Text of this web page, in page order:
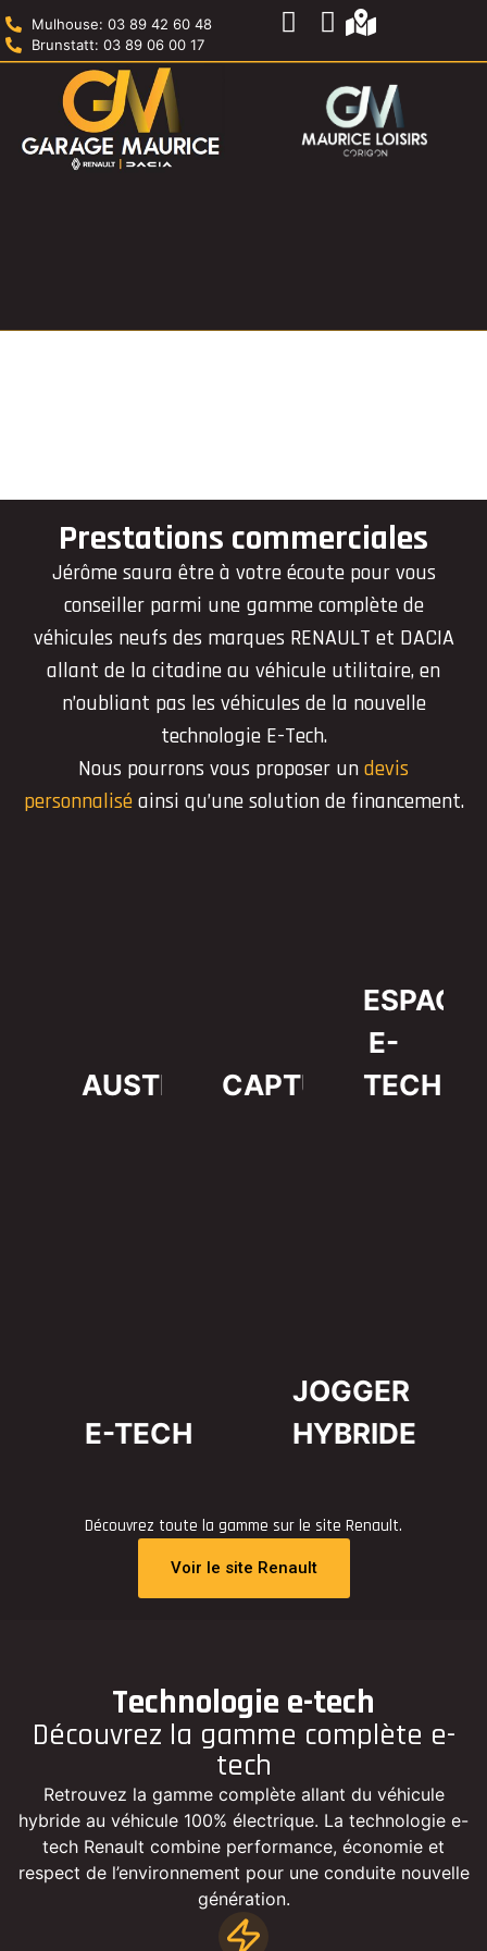
Contact
Mulhouse: 03 89 42 60 48
Brunstatt: 03 89 06 00 17
Véhicules neufs à Mulhouse &
Prestations commerciales
Jérôme saura être à votre écoute pour vous
conseiller parmi une gamme complète de
véhicules neufs des marques RENAULT et DACIA
allant de la citadine au véhicule utilitaire, en
n’oubliant pas les véhicules de la nouvelle
technologie E-Tech.
Nous pourrons vous proposer undevis
personnaliséainsi qu’une solution de financement.
AUSTRAL CAPTUR
ESPACE
E-
TECH
E-TECH
JOGGER
HYBRIDE
Découvrez toute la gamme sur le site Renault.
Voir le site Renault
Technologie e-tech
Découvrez la gamme complète e-
tech
Retrouvez la gamme complète allant du véhicule
hybride au véhicule 100% électrique. La technologie e-
tech Renault combine performance, économie et
respect de l’environnement pour une conduite nouvelle
génération.